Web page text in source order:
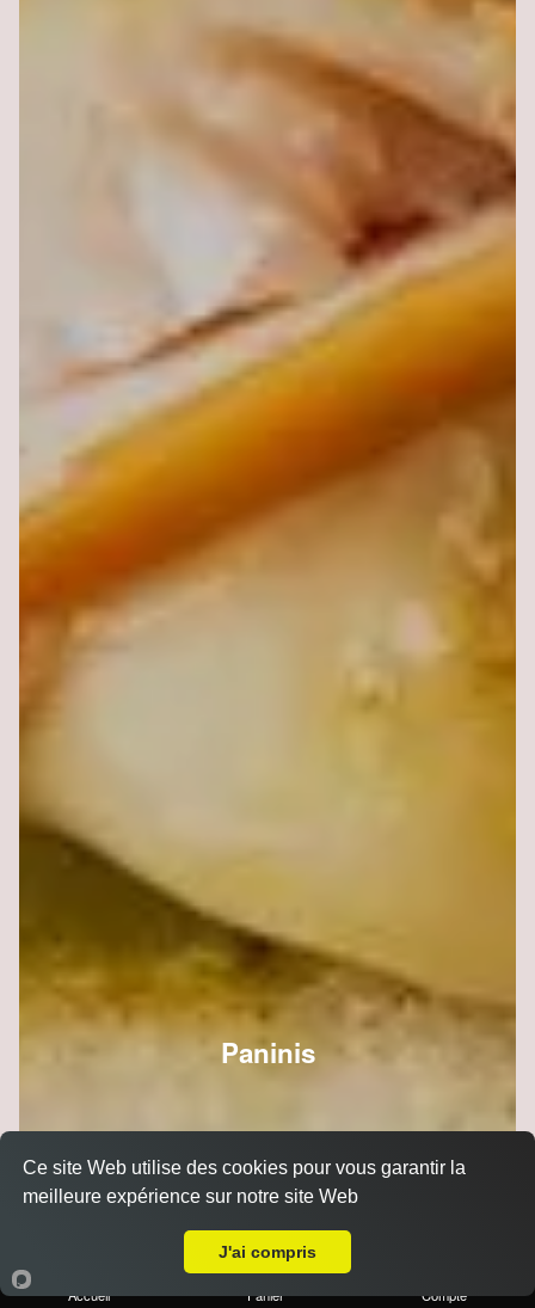
Paninis
Accueil Panier Compte
Ce site Web utilise des cookies pour vous garantir la
meilleure expérience sur notre site Web
J'ai compris